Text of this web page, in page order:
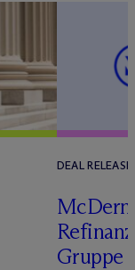
DEAL RELEASE
Mc
Gruppe